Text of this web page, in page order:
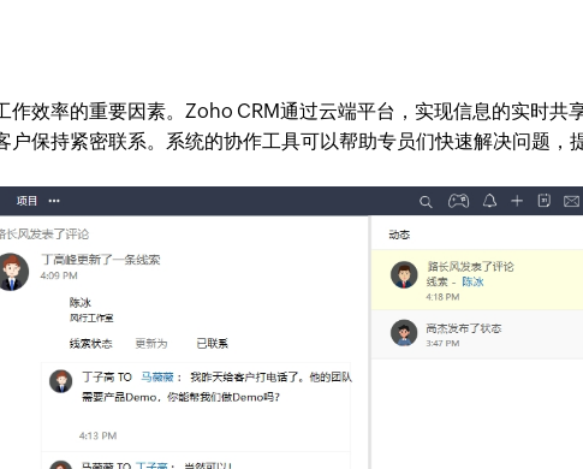
作效率的重要因素。Zoho CRM通过云端平台，实现信息的实时共
保持紧密联系。系统的协作工具可以帮助专员们快速解决问题，